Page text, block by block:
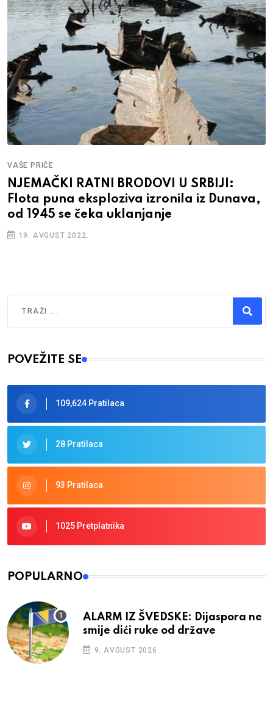
VAŠE PRIČE
NJEMAČKI RATNI BRODOVI U SRBIJI:
Flota puna eksploziva izronila iz Dunava,
od 1945 se čeka uklanjanje
19. AVGUST 2022.
Type 2 or more characters for results.
POVEŽITE SE
109,624 Pratilaca
28 Pratilaca
93 Pratilaca
1025 Pretplatnika
POPULARNO
ALARM IZ ŠVEDSKE: Dijaspora ne
smije dići ruke od države
9. AVGUST 2026.